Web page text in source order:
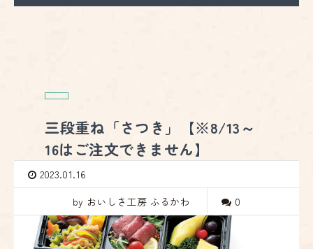
三段重ね「さつき」【※8/13～
16はご注文できません】
2023.01.16
by おいしさ工房 ふるかわ
0